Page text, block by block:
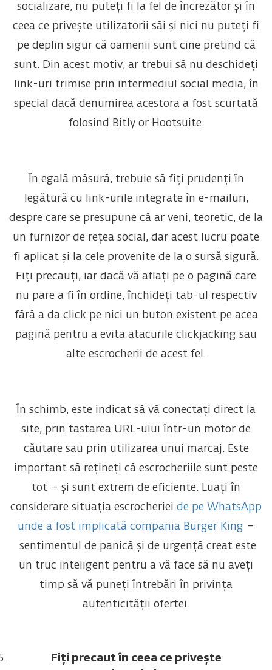
socializare, nu puteți fi la fel de încrezător și în
ceea ce privește utilizatorii săi și nici nu puteți fi
pe deplin sigur că oamenii sunt cine pretind că
sunt. Din acest motiv, ar trebui să nu deschideți
link-uri trimise prin intermediul social media, în
special dacă denumirea acestora a fost scurtată
folosind Bitly or Hootsuite.
În egală măsură, trebuie să fiți prudenți în
legătură cu link-urile integrate în e-mailuri,
despre care se presupune că ar veni, teoretic, de la
un furnizor de rețea social, dar acest lucru poate
fi aplicat și la cele provenite de la o sursă sigură.
Fiți precauți, iar dacă vă aflați pe o pagină care
nu pare a fi în ordine, închideți tab-ul respectiv
fără a da click pe nici un buton existent pe acea
pagină pentru a evita atacurile clickjacking sau
alte escrocherii de acest fel.
În schimb, este indicat să vă conectați direct la
site, prin tastarea URL-ului într-un motor de
căutare sau prin utilizarea unui marcaj. Este
important să rețineți că escrocheriile sunt peste
tot – și sunt extrem de eficiente. Luați în
considerare situația escrocheriei de pe WhatsApp
unde a fost implicată compania Burger King –
sentimentul de panică și de urgență creat este
un truc inteligent pentru a vă face să nu aveți
timp să vă puneți întrebări în privința
autenticității ofertei.
Fiți precaut în ceea ce privește